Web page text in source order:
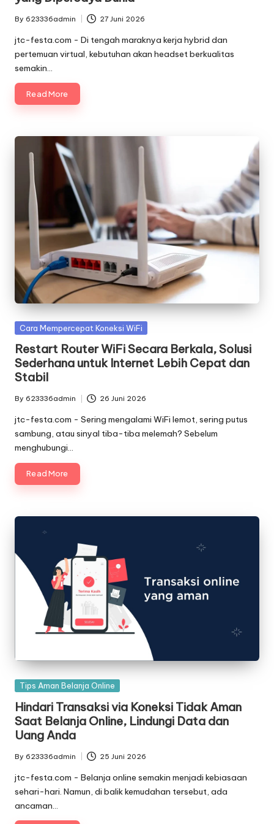
Posted
by
By 623336admin 27 Juni 2026
jtc-festa.com - Di tengah maraknya kerja hybrid dan
pertemuan virtual, kebutuhan akan headset berkualitas
semakin…
Read More
Posted
Cara Mempercepat Koneksi WiFi
Restart Router WiFi Secara Berkala, Solusi
Sederhana untuk Internet Lebih Cepat dan
Stabil
Posted
by
By 623336admin 26 Juni 2026
jtc-festa.com - Sering mengalami WiFi lemot, sering putus
sambung, atau sinyal tiba-tiba melemah? Sebelum
menghubungi…
Read More
Posted
Tips Aman Belanja Online
Hindari Transaksi via Koneksi Tidak Aman
Saat Belanja Online, Lindungi Data dan
Uang Anda
Posted
by
By 623336admin 25 Juni 2026
jtc-festa.com - Belanja online semakin menjadi kebiasaan
sehari-hari. Namun, di balik kemudahan tersebut, ada
ancaman…